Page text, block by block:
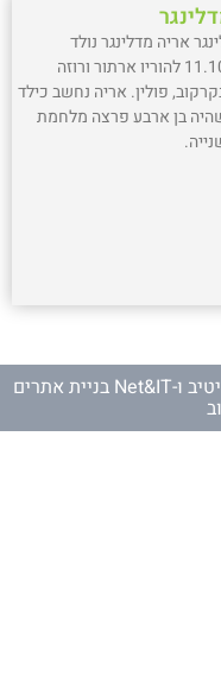
אריה מדלינגר נולד
ב-11.10.1935 להוריו ארתור ורוזה
פולין. אריה נחשב כילד
בן ארבע פרצה מלחמת
ו- Net&IT בניית אתרים